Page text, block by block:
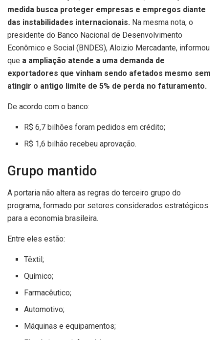
medida busca proteger empresas e empregos diante
das instabilidades internacionais. Na mesma nota, o
presidente do Banco Nacional de Desenvolvimento
Econômico e Social (BNDES), Aloizio Mercadante, informou
que a ampliação atende a uma demanda de
exportadores que vinham sendo afetados mesmo sem
atingir o antigo limite de 5% de perda no faturamento.
De acordo com o banco:
R$ 6,7 bilhões foram pedidos em crédito;
R$ 1,6 bilhão recebeu aprovação.
Grupo mantido
A portaria não altera as regras do terceiro grupo do
programa, formado por setores considerados estratégicos
para a economia brasileira.
Entre eles estão:
Têxtil;
Químico;
Farmacêutico;
Automotivo;
Máquinas e equipamentos;